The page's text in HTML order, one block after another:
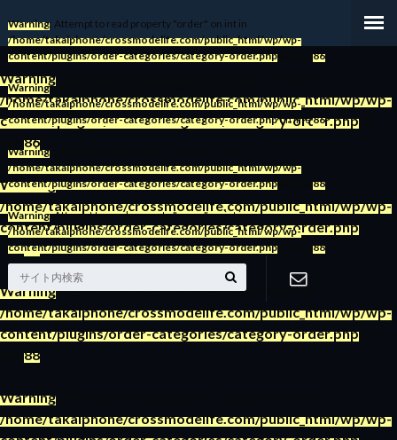
Warning
/home/takaiphone/crossmodelife.com/public_html/wp/wp-
content/plugins/order-categories/category-order.php
86
Warning: Attempt to read property "order" on int in
/home/takaiphone/crossmodelife.com/public_html/wp/wp-
content/plugins/order-categories/category-order.php
line86
Warning: Attempt to read property "name" on int in
/home/takaiphone/crossmodelife.com/public_html/wp/wp-
content/plugins/order-categories/category-order.php
88
Warning
/home/takaiphone/crossmodelife.com/public_html/wp/wp-
Warning: Attempt to read property "order" on int in
/home/takaiphone/crossmodelife.com/public_html/wp/wp-
content/plugins/order-categories/category-order.phpon line 86
Warning: Attempt to read property "order" on int in
/home/takaiphone/crossmodelife.com/public_html/wp/wp-
content/plugins/order-categories/category-order.phpon line86
Warning: Attempt to read property "name" on int in
/home/takaiphone/crossmodelife.com/public_html/wp/wp-
content/plugins/order-categories/category-order.phpon line 88
Warning: Attempt to read property "name" on int in
/home/takaiphone/crossmodelife.com/public_html/wp/wp-
content/plugins/order-categories/category-order.phpon line 88
お問い合わ